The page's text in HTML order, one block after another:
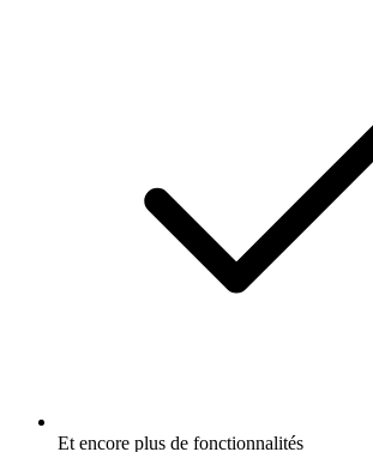
Et encore plus de fonctionnalités